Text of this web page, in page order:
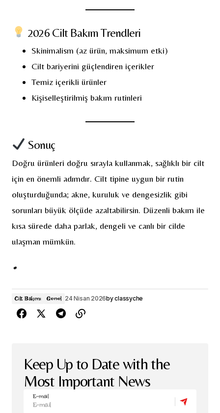
2026 Cilt Bakım Trendleri
Skinimalism (az ürün, maksimum etki)
Cilt bariyerini güçlendiren içerikler
Temiz içerikli ürünler
Kişiselleştirilmiş bakım rutinleri
Sonuç
Doğru ürünleri doğru sırayla kullanmak, sağlıklı bir cilt
için en önemli adımdır. Cilt tipine uygun bir rutin
oluşturduğunda; akne, kuruluk ve dengesizlik gibi
sorunları büyük ölçüde azaltabilirsin. Düzenli bakım ile
kısa sürede daha parlak, dengeli ve canlı bir cilde
ulaşman mümkün.
Cilt Bakımı Genel 24 Nisan 2026byclassyche
Keep Up to Date with the
Most Important News
E-mail